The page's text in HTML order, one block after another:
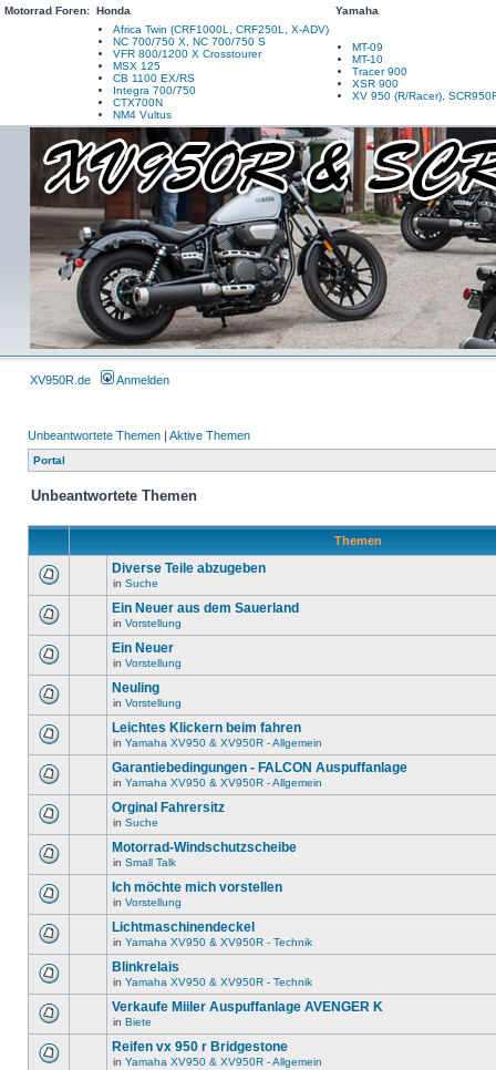
Motorrad Foren: Honda
Yamaha
Africa Twin (CRF1000L, CRF250L, X-ADV)
NC 700/750 X, NC 700/750 S
VFR 800/1200 X Crosstourer
MSX 125
CB 1100 EX/RS
Integra 700/750
CTX700N
NM4 Vultus
MT-09
MT-10
Tracer 900
XSR 900
XV 950 (R/Racer),
XV950R.de Anmelden
Unbeantwortete Themen | Aktive Themen
Portal
Unbeantwortete Themen
Themen
Diverse Teile abzugeben
in Suche
Ein Neuer aus dem Sauerland
in Vorstellung
Ein Neuer
in Vorstellung
Neuling
in Vorstellung
Leichtes Klickern beim fahren
in Yamaha XV950 & XV950R - Allgemein
Garantiebedingungen - FALCON Auspuffanlage
in Yamaha XV950 & XV950R - Allgemein
Orginal Fahrersitz
in Suche
Motorrad-Windschutzscheibe
in Small Talk
Ich möchte mich vorstellen
in Vorstellung
Lichtmaschinendeckel
in Yamaha XV950 & XV950R - Technik
Blinkrelais
in Yamaha XV950 & XV950R - Technik
Verkaufe Miiler Auspuffanlage AVENGER K
in Biete
Reifen vx 950 r Bridgestone
in Yamaha XV950 & XV950R - Allgemein